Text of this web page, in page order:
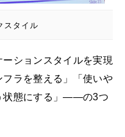
スタイル
ションスタイルを実現
ラを整える」「使いや
状態にする」――の3つ